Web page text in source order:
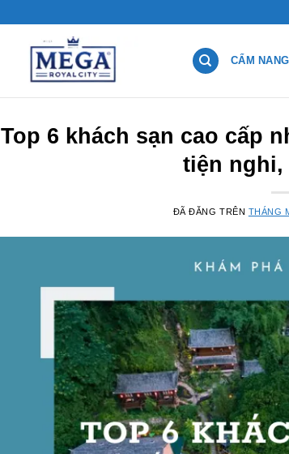
CẨM NANG
Top 6 khách sạn cao cấp
tiện nghi,
ĐÃ ĐĂNG TRÊN THÁNG